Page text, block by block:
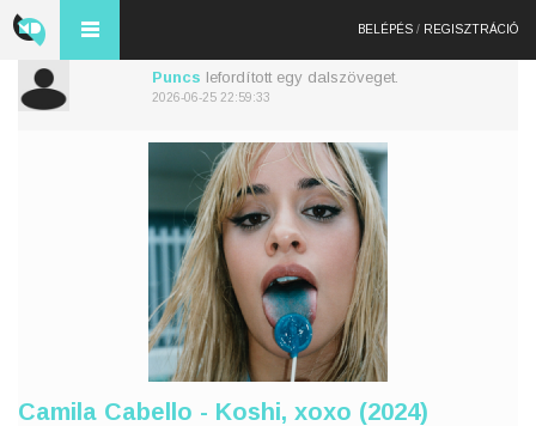
BELÉPÉS / REGISZTRÁCIÓ
Puncs lefordított egy dalszöveget.
2026-06-25 22:59:33
Camila Cabello - Koshi, xoxo (2024)